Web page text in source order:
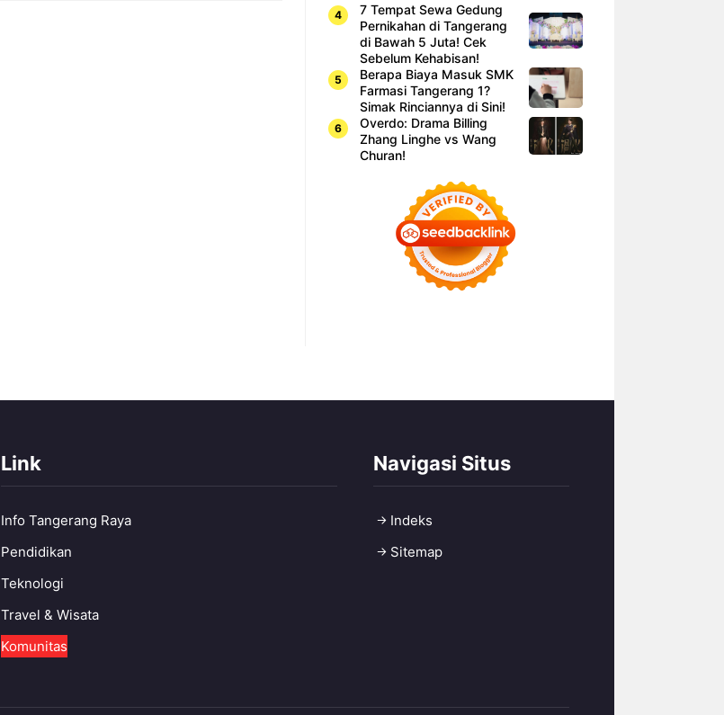
7 Tempat Sewa Gedung
Pernikahan di Tangerang
di Bawah 5 Juta! Cek
Sebelum Kehabisan!
Berapa Biaya Masuk SMK
Farmasi Tangerang 1?
Simak Rinciannya di Sini!
Overdo: Drama Billing
Zhang Linghe vs Wang
Churan!
Link
Info Tangerang Raya
Pendidikan
Teknologi
Travel & Wisata
Komunitas
Navigasi Situs
Indeks
Sitemap